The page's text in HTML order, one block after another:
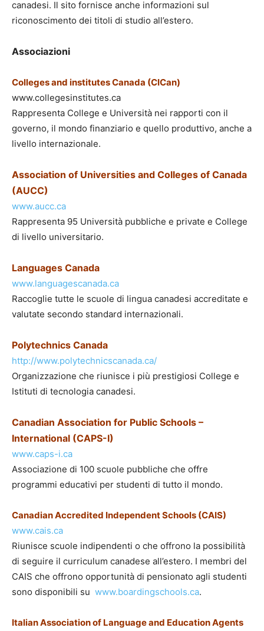
canadesi. Il sito fornisce anche informazioni sul
riconoscimento dei titoli di studio all’estero.
Associazioni
Colleges and institutes Canada (CICan)
www.collegesinstitutes.ca
Rappresenta College e Università nei rapporti con il
governo, il mondo finanziario e quello produttivo, anche a
livello internazionale.
Association of Universities and Colleges of Canada
(AUCC)
www.aucc.ca
Rappresenta 95 Università pubbliche e private e College
di livello universitario.
Languages Canada
www.languagescanada.ca
Raccoglie tutte le scuole di lingua canadesi accreditate e
valutate secondo standard internazionali.
Polytechnics Canada
http://www.polytechnicscanada.ca/
Organizzazione che riunisce i più prestigiosi College e
Istituti di tecnologia canadesi.
Canadian Association for Public Schools –
International (CAPS-I)
www.caps-i.ca
Associazione di 100 scuole pubbliche che offre
programmi educativi per studenti di tutto il mondo.
Canadian Accredited Independent Schools (CAIS)
www.cais.ca
Riunisce scuole indipendenti o che offrono la possibilità
di seguire il curriculum canadese all’estero. I membri del
CAIS che offrono opportunità di pensionato agli studenti
sono disponibili su www.boardingschools.ca.
Italian Association of Language and Education Agents